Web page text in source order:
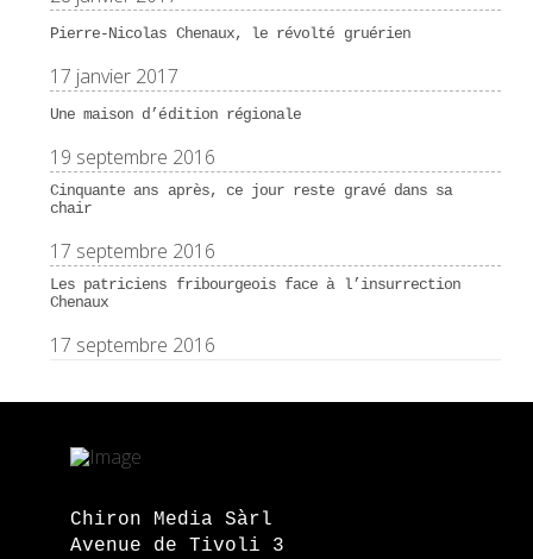
Pierre-Nicolas Chenaux, le révolté gruérien
17 janvier 2017
Une maison d’édition régionale
19 septembre 2016
Cinquante ans après, ce jour reste gravé dans sa
chair
17 septembre 2016
Les patriciens fribourgeois face à l’insurrection
Chenaux
17 septembre 2016
Chiron Media Sàrl
Avenue de Tivoli 3